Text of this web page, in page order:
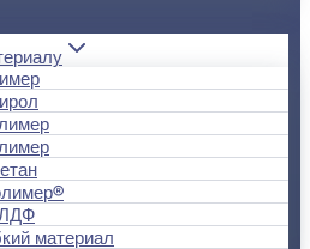
материал